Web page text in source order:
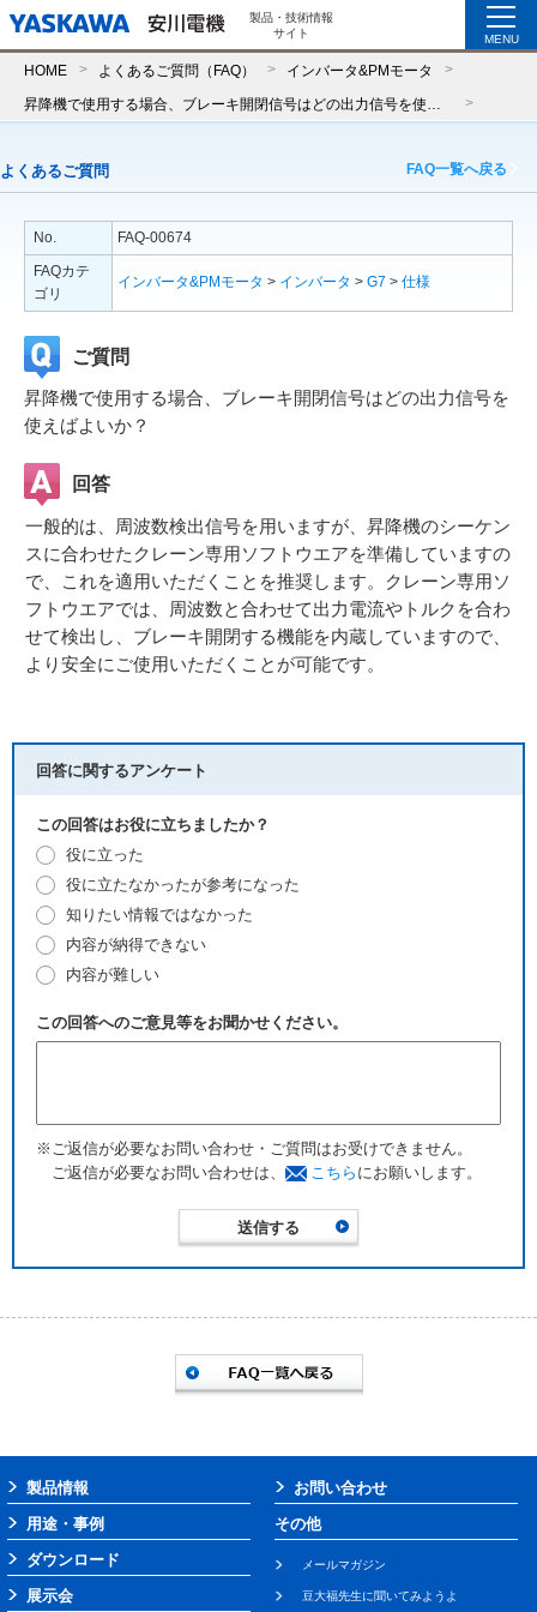
製品・技術情報
サイト
MENU
HOME よくあるご質問（FAQ） インバータ&PMモータ
よくあるご質問 FAQ一覧へ戻る
No.
FAQ-00674
FAQカテ
ゴリ
インバータ&PMモータ > インバータ > G7 > 仕様
ご質問
昇降機で使用する場合、ブレーキ開閉信号はどの出力信号を
使えばよいか？
回答
一般的は、周波数検出信号を用いますが、昇降機のシーケン
スに合わせたクレーン専用ソフトウエアを準備していますの
で、これを適用いただくことを推奨します。クレーン専用ソ
フトウエアでは、周波数と合わせて出力電流やトルクを合わ
せて検出し、ブレーキ開閉する機能を内蔵していますので、
より安全にご使用いただくことが可能です。
回答に関するアンケート
この回答はお役に立ちましたか？
役に立った
役に立たなかったが参考になった
知りたい情報ではなかった
内容が納得できない
内容が難しい
この回答へのご意見等をお聞かせください。
※ご返信が必要なお問い合わせ・ご質問はお受けできません。
ご返信が必要なお問い合わせは、
こちら にお願いします。
製品情報
用途・事例
ダウンロード
展示会
お問い合わせ
その他
メールマガジン
豆大福先生に聞いてみようよ